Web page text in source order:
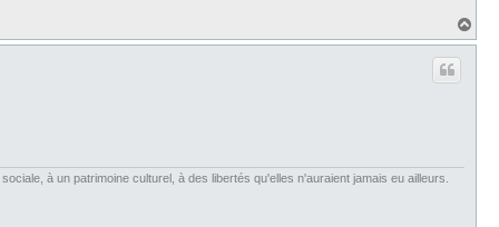
a
à un patrimoine culturel, à des libertés qu'elles n'auraient jamais eu ailleurs.